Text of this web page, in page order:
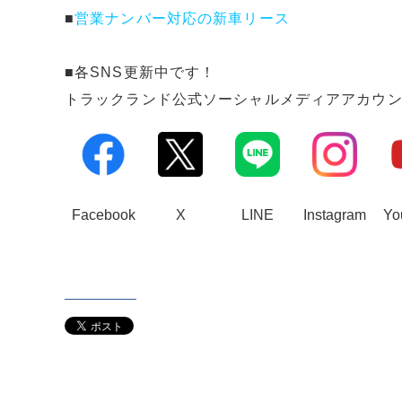
■営業ナンバー対応の新車リース
■各SNS更新中です！
トラックランド公式ソーシャルメディアアカウン
Facebook X LINE Instagram